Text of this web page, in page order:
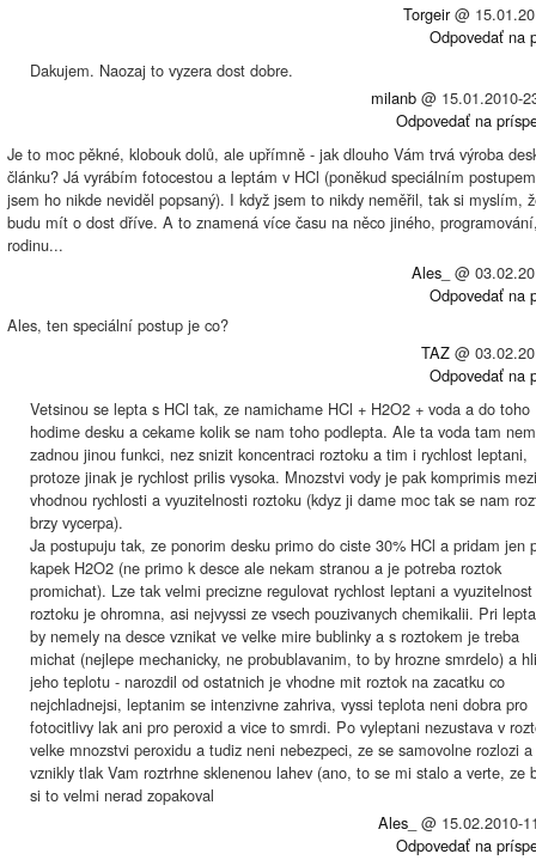
Torgeir@
Odpovedať na
Dakujem. Naozaj to vyzera dost dobre.
milanb @ 15.01.2010-
Odpovedať na
Je to moc pěkné, klobouk dolů, ale upřímně - jak dlouho Vám trvá výroba
článku? Já vyrábím fotocestou a leptám v HCl (poněkud speciálním
jsem ho nikde neviděl popsaný). I když jsem to nikdy neměřil, tak si myslím,
budu mít o dost dříve. A to znamená více času na něco jiného,
rodinu...
Ales_ @
Odpovedať na
Ales, ten speciální postup je co?
TAZ @
Odpovedať na
Vetsinou se lepta s HCl tak, ze namichame HCl + H2O2 + voda a do toho
hodime desku a cekame kolik se nam toho podlepta. Ale ta voda tam
zadnou jinou funkci, nez snizit koncentraci roztoku a tim i rychlost leptani,
protoze jinak je rychlost prilis vysoka. Mnozstvi vody je pak komprimis mezi
vhodnou rychlosti a vyuzitelnosti roztoku (kdyz ji dame moc tak se nam
brzy vycerpa).
Ja postupuju tak, ze ponorim desku primo do ciste 30% HCl a pridam jen
kapek H2O2 (ne primo k desce ale nekam stranou a je potreba roztok
promichat). Lze tak velmi precizne regulovat rychlost leptani a vyuzitelnost
roztoku je ohromna, asi nejvyssi ze vsech pouzivanych chemikalii. Pri
by nemely na desce vznikat ve velke mire bublinky a s roztokem je treba
michat (nejlepe mechanicky, ne probublavanim, to by hrozne smrdelo) a
jeho teplotu - narozdil od ostatnich je vhodne mit roztok na zacatku co
nejchladnejsi, leptanim se intenzivne zahriva, vyssi teplota neni dobra pro
fotocitlivy lak ani pro peroxid a vice to smrdi. Po vyleptani nezustava v
velke mnozstvi peroxidu a tudiz neni nebezpeci, ze se samovolne rozlozi a
vznikly tlak Vam roztrhne sklenenou lahev (ano, to se mi stalo a verte, ze
si to velmi nerad zopakoval
Ales_ @ 15.02.2010-
Odpovedať na